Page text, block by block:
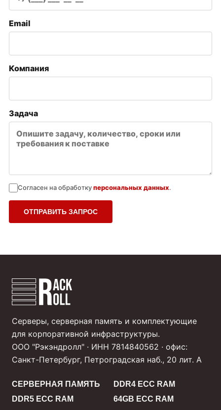
Email
Компания
Задача
Согласен на обработкуперсональных данных.
ОТПРАВИТЬ ЗАПРОС
Серверы, серверная память и комплектующие
для корпоративной инфраструктуры.
ООО "Рэкэндролл" · ИНН 7814840562 · офис:
Санкт-Петербург, Петроградская наб., 20 лит. А
СЕРВЕРНАЯ ПАМЯТЬ
DDR4 ECC RAM
DDR5 ECC RAM
64GB ECC RAM